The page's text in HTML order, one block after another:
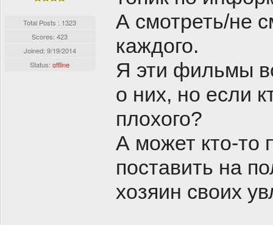
Total Posts : 1323
Scores: 423
Joined: 9/19/2014
Status:offline
А смотреть/не
каждого.
Я эти фильмы
о них, но если
плохого?
А может кто-то
поставить на
хозяин своих